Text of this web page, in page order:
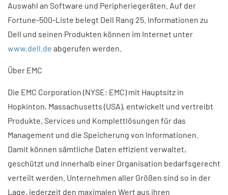
Auswahl an Software und Peripheriegeräten. Auf der
Fortune-500-Liste belegt Dell Rang 25. Informationen zu
Dell und seinen Produkten können im Internet unter
www.dell.de abgerufen werden.
Über EMC
Die EMC Corporation (NYSE: EMC) mit Hauptsitz in
Hopkinton, Massachusetts (USA), entwickelt und vertreibt
Produkte, Services und Komplettlösungen für das
Management und die Speicherung von Informationen.
Damit können sämtliche Daten effizient verwaltet,
geschützt und innerhalb einer Organisation bedarfsgerecht
verteilt werden. Unternehmen aller Größen sind so in der
Lage, jederzeit den maximalen Wert aus ihren